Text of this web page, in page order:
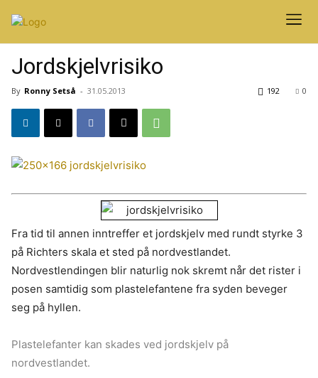
Jordskjelvrisiko
By Ronny Setså - 31.05.2013 0
192
Fra tid til annen inntreffer et jordskjelv med rundt styrke 3
på Richters skala et sted på nordvestlandet.
Nordvestlendingen blir naturlig nok skremt når det rister i
posen samtidig som plastelefantene fra syden beveger
seg på hyllen.
Plastelefanter kan skades ved jordskjelv på
nordvestlandet.